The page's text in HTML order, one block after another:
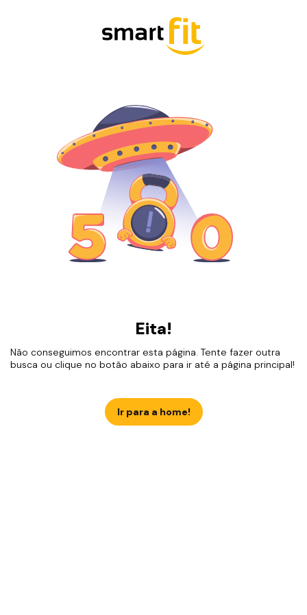
Eita!
Não conseguimos encontrar esta página. Tente fazer outra
busca ou clique no botão abaixo para ir até a página principal!
Ir para a home!